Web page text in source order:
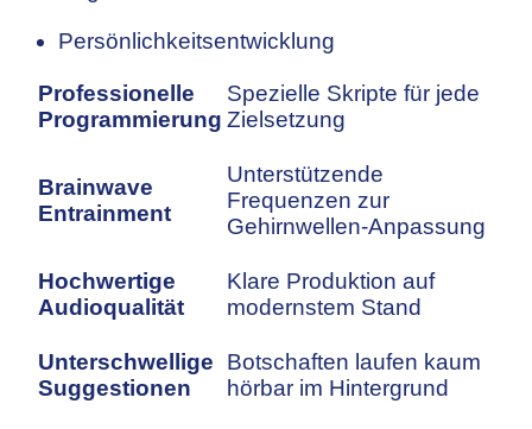
Persönlichkeitsentwicklung
Professionelle
Programmierung
Spezielle Skripte für jede
Zielsetzung
Brainwave
Entrainment
Unterstützende
Frequenzen zur
Gehirnwellen-Anpassung
Hochwertige
Audioqualität
Klare Produktion auf
modernstem Stand
Unterschwellige
Suggestionen
Botschaften laufen kaum
hörbar im Hintergrund